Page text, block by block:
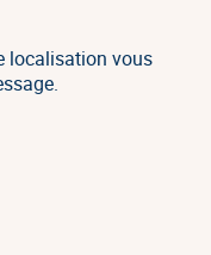
localisation vous